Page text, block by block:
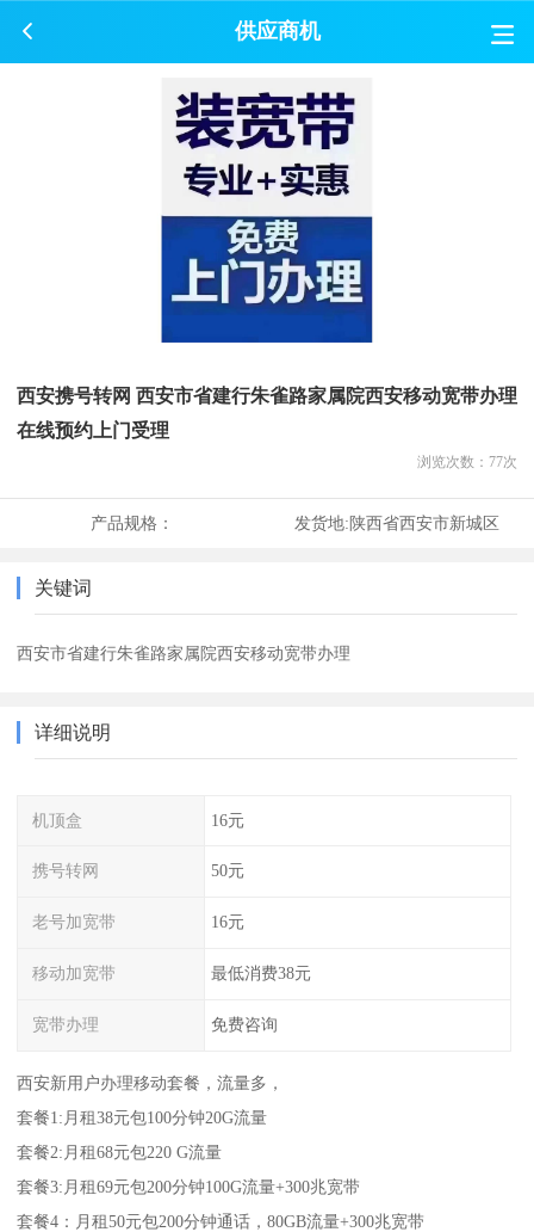
供应商机
西安携号转网 西安市省建行朱雀路家属院西安移动宽带办理
在线预约上门受理
浏览次数： 77次
产品规格： 发货地:陕西省西安市新城区
关键词
西安市省建行朱雀路家属院西安移动宽带办理
详细说明
机顶盒 16元
携号转网 50元
老号加宽带 16元
移动加宽带 最低消费38元
宽带办理 免费咨询
西安新用户办理移动套餐，流量多，
套餐1:月租38元包100分钟20G流量
套餐2:月租68元包220 G流量
套餐3:月租69元包200分钟100G流量+300兆宽带
套餐4：月租50元包200分钟通话，80GB流量+300兆宽带